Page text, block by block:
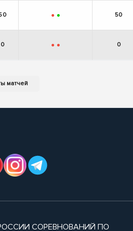
- + 50
0 - - 0
СОРЕВНОВАНИЙ ПО